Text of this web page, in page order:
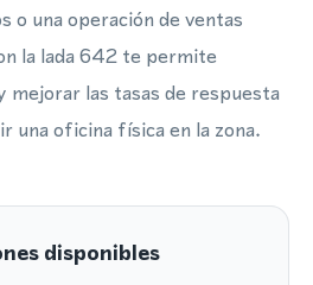
o una operación de ventas
la lada 642 te permite
las tasas de respuesta
una oficina física en la zona.
disponibles